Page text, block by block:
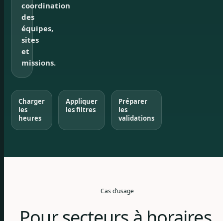
coordination
des
équipes,
sites
et
missions.
Charger
les
heures
Appliquer
les filtres
Préparer
les
validations
Cas d’usage